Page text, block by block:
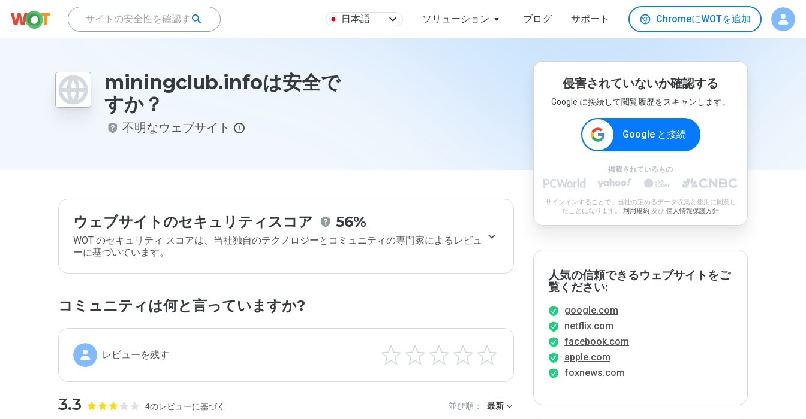
日本語 ソリューション ブログ サポート ChromeにWOTを追加
miningclub.infoは安全で
すか？
不明なウェブサイト
ウェブサイトのセキュリティスコア 56%
WOT のセキュリティ スコアは、当社独自のテクノロジーとコミュニティの専門家によるレビュ
ーに基づいています。
コミュニティは何と言っていますか?
レビューを残す
3.3 4のレビューに基づく 並び順： 最新
侵害されていないか確認する
Google に接続して閲覧履歴をスキャンします。
Google と接続
掲載されているもの
サインインすることで、当社の定めるデータ収集と使用に同意し
たことになります。 利用規約 及び 個人情報保護方針
人気の信頼できるウェブサイトをご
覧ください:
google.com
netflix.com
facebook.com
apple.com
foxnews.com